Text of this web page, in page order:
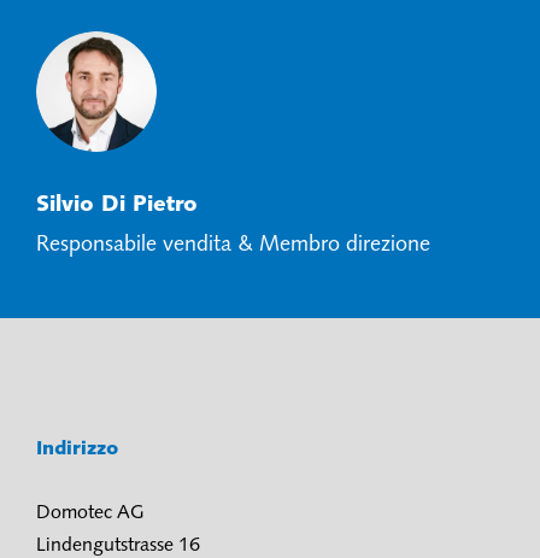
Silvio Di Pietro
Responsabile vendita & Membro direzione
Indirizzo
Domotec AG
Lindengutstrasse 16